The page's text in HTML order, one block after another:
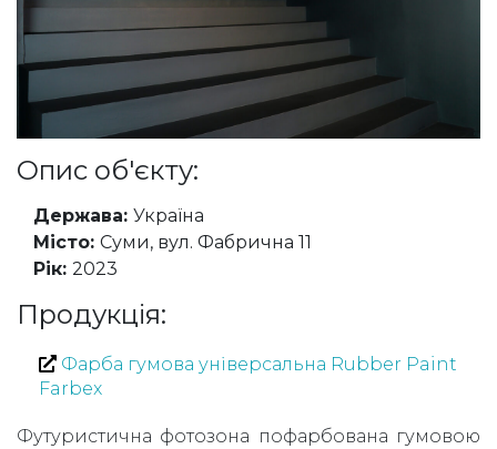
Опис об'єкту:
Держава: Україна
Місто: Суми, вул. Фабрична 11
Рік: 2023
Продукція:
Фарба гумова універсальна Rubber Paint
Farbex
Футуристична фотозона пофарбована гумовою